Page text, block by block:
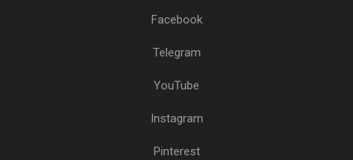
Facebook
Telegram
YouTube
Instagram
Pinterest